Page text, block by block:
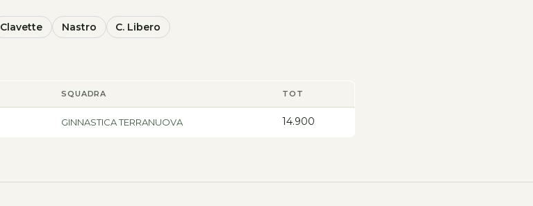
Clavette Nastro C. Libero
SQUADRA TOT
GINNASTICA TERRANUOVA 14.900